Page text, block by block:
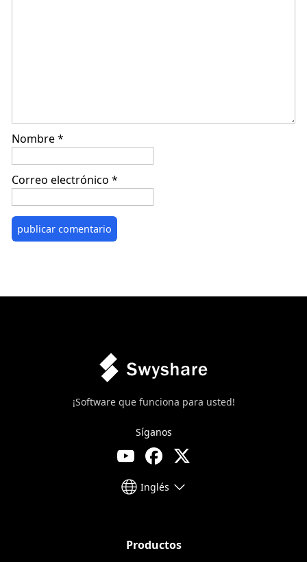
Nombre*
Correo electrónico *
¡Software que funciona para usted!
Síganos
Inglés
Productos